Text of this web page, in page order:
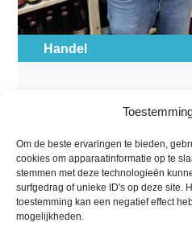
Om de beste ervaringen te bieden,
cookies om apparaatinformatie op te
stemmen met deze technologieën
surfgedrag of unieke ID's op deze site.
toestemming kan een negatief effect
mogelijkheden.
Handel
geslaagd aperitief
De delicatessenwinkel ‘Le
hoekje, met heel wat
Belgo Pop. Maar de
naar de zuiderse wortels
specialiteiten? “Alles voor